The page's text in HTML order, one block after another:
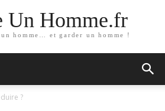
Un Homme.fr
un homme… et garder un homme !
?